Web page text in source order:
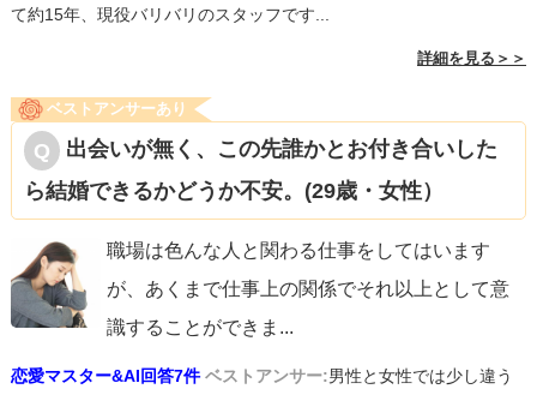
て約15年、現役バリバリのスタッフです...
詳細を見る＞＞
ベストアンサーあり
出会いが無く、この先誰かとお付き合いした
ら結婚できるかどうか不安。(29歳・女性）
職場は色んな人と関わる仕事をしてはいます
が、あくまで仕事上の関係でそれ以上として意
識することができま ...
恋愛マスター&AI回答7件 ベストアンサー:男性と女性では少し違う